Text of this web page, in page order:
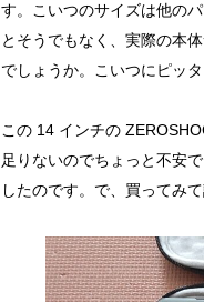
す。こいつのサイズは他の
とそうでもなく、実際の本
でしょうか。こいつにピッ
この 14 インチの
足りないのでちょっと不安
したのです。で、買ってみ